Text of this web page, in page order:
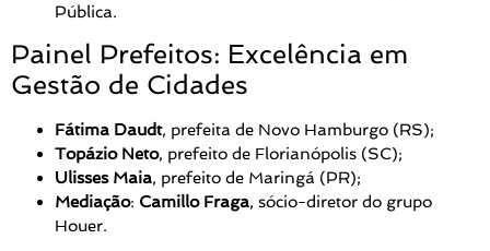
Pública.
Painel Prefeitos: Excelência em
Gestão de Cidades
Fátima Daudt, prefeita de Novo Hamburgo (RS);
Topázio Neto, prefeito de Florianópolis (SC);
Ulisses Maia, prefeito de Maringá (PR);
Mediação: Camillo Fraga, sócio-diretor do grupo
Houer.